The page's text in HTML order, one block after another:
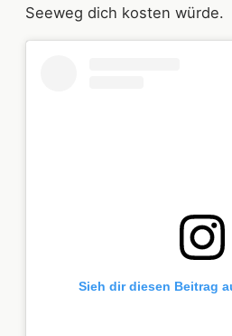
Seeweg dich kosten würde.
Sieh dir diesen Beitrag